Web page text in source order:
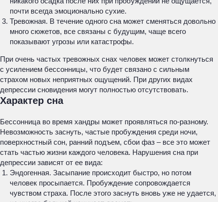
почти всегда эмоционально сухие.
Тревожная. В течение одного сна может сменяться довольно
много сюжетов, все связаны с будущим, чаще всего
показывают угрозы или катастрофы.
При очень частых тревожных снах человек может столкнуться
с усилением бессонницы, что будет связано с сильным
страхом новых неприятных ощущений. При других видах
депрессии сновидения могут полностью отсутствовать.
Характер сна
Бессонница во время хандры может проявляться по-разному.
Невозможность заснуть, частые пробуждения среди ночи,
поверхностный сон, ранний подъем, сбои фаз – все это может
стать частью жизни каждого человека. Нарушения сна при
депрессии зависят от ее вида:
Эндогенная. Засыпание происходит быстро, но потом
человек просыпается. Пробуждение сопровождается
чувством страха. После этого заснуть вновь уже не удается,